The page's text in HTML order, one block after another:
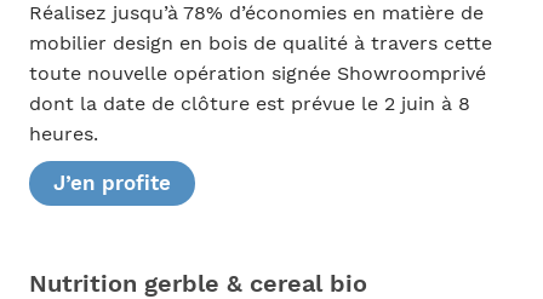
Réalisez jusqu’à 78% d’économies en matière de
mobilier design en bois de qualité à travers cette
toute nouvelle opération signée Showroomprivé
dont la date de clôture est prévue le 2 juin à 8
heures.
J’en profite
Nutrition gerble & cereal bio